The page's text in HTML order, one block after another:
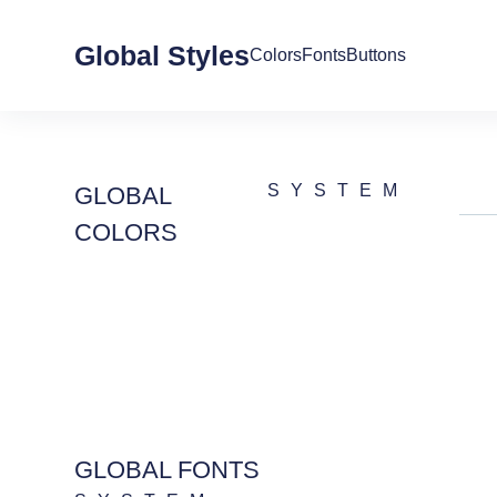
Global StylesColorsFontsButtons
GLOBAL
COLORS
SYSTEM
GLOBAL FONTS